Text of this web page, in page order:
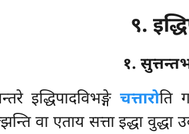
९.
१.
इद्धिपादविभङ्गेचत्तारोति
वा एताय सत्ता इद्धा वुद्धा